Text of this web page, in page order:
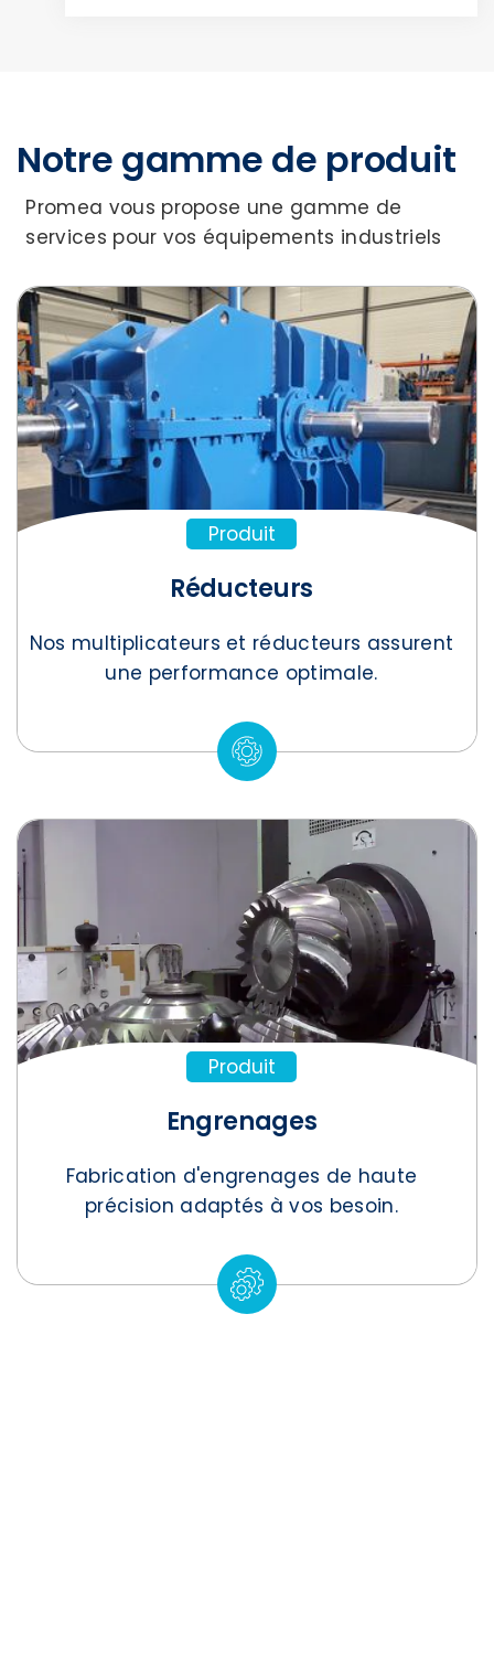
Notre gamme de produit
Promea vous propose une gamme de
services pour vos équipements industriels
Produit
Réducteurs
Nos multiplicateurs et réducteurs assurent
une performance optimale.
Produit
Engrenages
Fabrication d'engrenages de haute
précision adaptés à vos besoin.